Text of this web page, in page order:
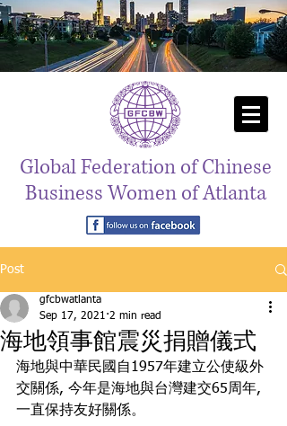
Global Federation of Chinese
Business Women of Atlanta
Post
海地領事館震災捐贈儀式
gfcbwatlanta
Sep 17, 2021 2 min read
海地與中華民國自1957年建立公使級外
交關係, 今年是海地與台灣建交65周年,
一直保持友好關係。